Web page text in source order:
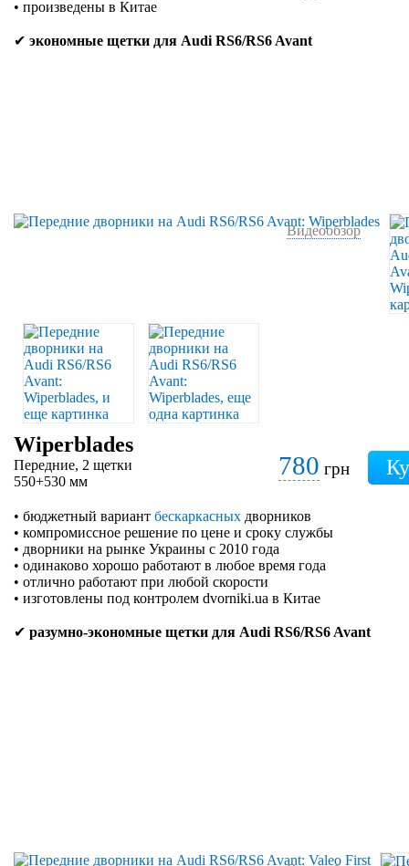
• произведены в Китае
✔ экономные щетки для Audi RS6/RS6 Avant
Видеообзор
Wiperblades
Передние, 2 щетки
550+530 мм
780 грн
• бюджетный вариант бескаркасных дворников
• компромиссное решение по цене и сроку службы
• дворники на рынке Украины с 2010 года
• одинаково хорошо работают в любое время года
• отлично работают при любой скорости
• изготовлены под контролем dvorniki.ua в Китае
✔ разумно-экономные щетки для Audi RS6/RS6 Avant